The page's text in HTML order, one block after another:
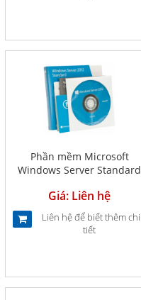
Phần mềm Microsoft
Windows Server Standard
DSP OEI DVD 2CPU/2VM
(P73-06165)
Giá: Liên hệ
Liên hệ để biết thêm chi
tiết